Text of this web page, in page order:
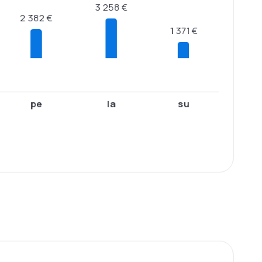
2 382 €
pe
3 258 €
la
1 371 €
su